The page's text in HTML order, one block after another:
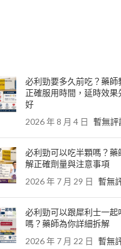
必利勁要多久前吃？藥師
正確服用時間，延時效果
好
2026 年 8 月 4 日 暫無評
必利勁可以吃半顆嗎？藥
解正確劑量與注意事項
2026 年 7 月 29 日 暫無
必利勁可以跟犀利士一起
嗎？藥師為你詳細拆解
2026 年 7 月 22 日 暫無